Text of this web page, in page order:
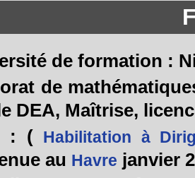
de formation :
de
DEA, Maîtrise,
: ( Habilitation à
au Havre janvier